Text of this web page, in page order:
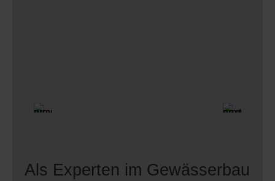
Als Experten im Gewässerbau